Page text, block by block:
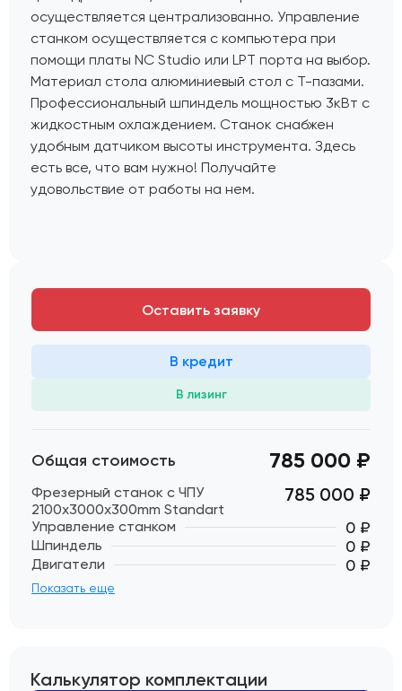
осуществляется централизованно. Управление
станком осуществляется с компьютера при
помощи платы NC Studio или LPT порта на выбор.
Материал стола алюминиевый стол с Т-пазами.
Профессиональный шпиндель мощностью 3кВт с
жидкостным охлаждением. Станок снабжен
удобным датчиком высоты инструмента. Здесь
есть все, что вам нужно! Получайте
удовольствие от работы на нем.
Оставить заявку
В кредит
В лизинг
Общая стоимость 785 000 ₽
Фрезерный станок с ЧПУ
2100x3000x300mm Standart
785 000 ₽
Управление станком 0 ₽
Шпиндель 0 ₽
Двигатели 0 ₽
Показать еще
Калькулятор комплектации